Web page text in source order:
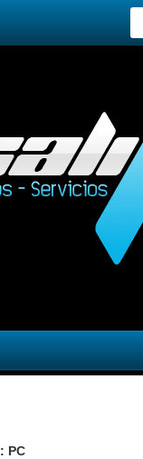
: PC